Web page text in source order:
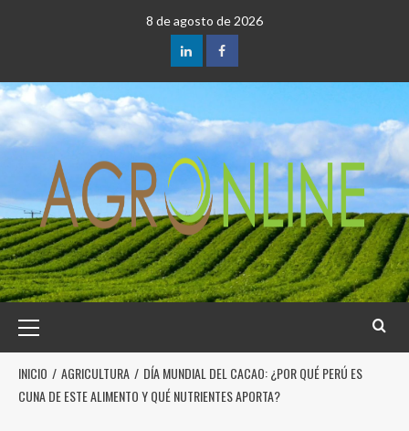
8 de agosto de 2026
INICIO AGRICULTURA
DÍA MUNDIAL DEL CACAO: ¿POR QUÉ PERÚ ES
CUNA DE ESTE ALIMENTO Y QUÉ NUTRIENTES APORTA?